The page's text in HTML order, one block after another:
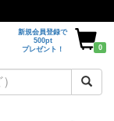
新規会員登録で
500pt
プレゼント！
0